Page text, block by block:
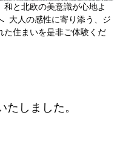
と北欧の美意識が心地よ
大人の感性に寄り添う、ジ
住まいを是非ご体験くだ
たしました。